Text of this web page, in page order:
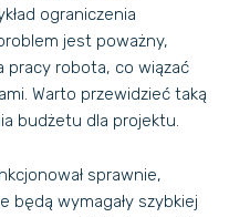
ograniczenia
jest poważny,
pracy robota, co wiązać
Warto przewidzieć taką
budżetu dla projektu.
sprawnie,
będą wymagały szybkiej